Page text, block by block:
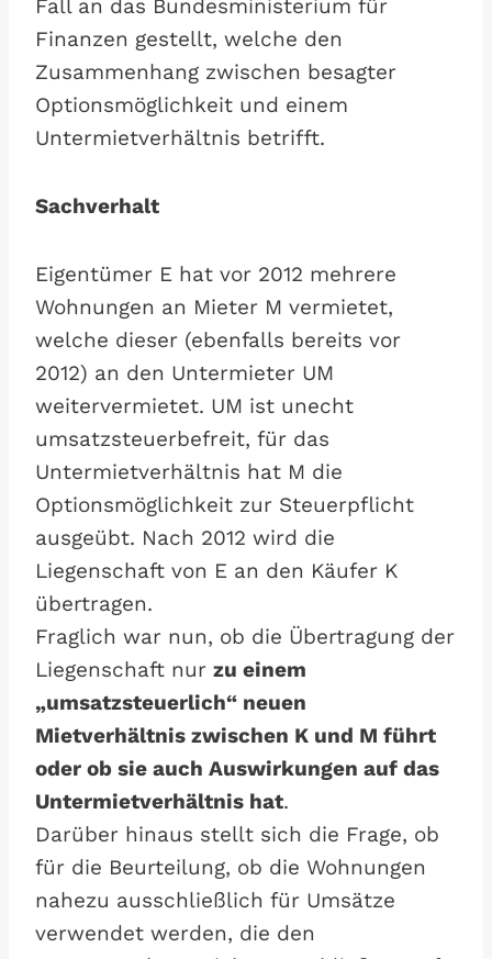
Fall an das Bundesministerium für
Finanzen gestellt, welche den
Zusammenhang zwischen besagter
Optionsmöglichkeit und einem
Untermietverhältnis betrifft.
Sachverhalt
Eigentümer E hat vor 2012 mehrere
Wohnungen an Mieter M vermietet,
welche dieser (ebenfalls bereits vor
2012) an den Untermieter UM
weitervermietet. UM ist unecht
umsatzsteuerbefreit, für das
Untermietverhältnis hat M die
Optionsmöglichkeit zur Steuerpflicht
ausgeübt. Nach 2012 wird die
Liegenschaft von E an den Käufer K
übertragen.
Fraglich war nun, ob die Übertragung der
Liegenschaft nur zu einem
„umsatzsteuerlich“ neuen
Mietverhältnis zwischen K und M führt
oder ob sie auch Auswirkungen auf das
Untermietverhältnis hat.
Darüber hinaus stellt sich die Frage, ob
für die Beurteilung, ob die Wohnungen
nahezu ausschließlich für Umsätze
verwendet werden, die den